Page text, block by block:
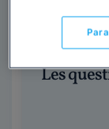
Les